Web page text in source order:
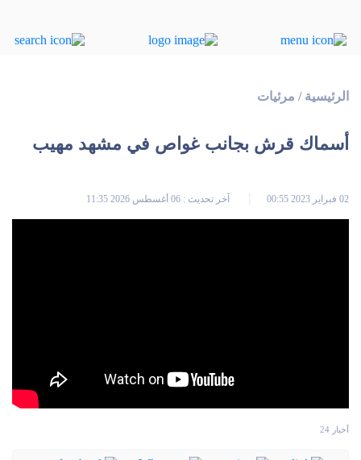
الرئيسية / مرئيات
أسماك قرش بجانب غواص في مشهد مهيب
02 فبراير 2023 00:55 آخر تحديث : 06 أغسطس 2026 11:35
أخبار 24